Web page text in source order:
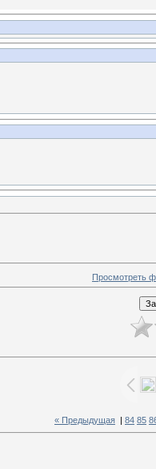
Просмотреть
« Предыдущая 84 85